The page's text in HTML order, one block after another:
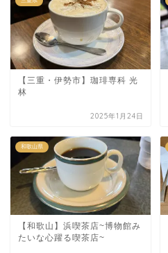
【三重・伊勢市】珈琲専科 光
林
2025年1月24日
和歌山県
【和歌山】浜喫茶店~博物館み
たいな心躍る喫茶店~